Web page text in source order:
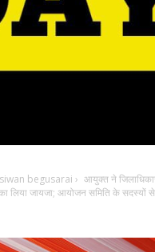
begusarai › आयुक्त ने
लिया जायजा; आयोजन समिति के सदस्यों से